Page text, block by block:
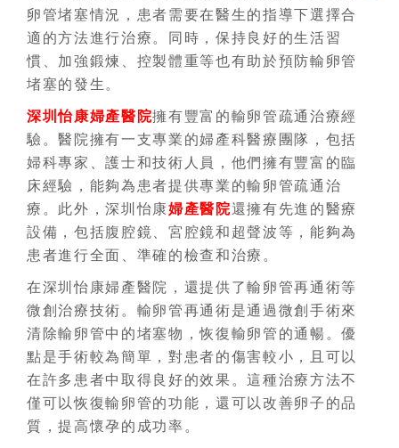
卵管堵塞情況，患者需要在醫生的指導下選擇合
適的方法進行治療。同時，保持良好的生活習
慣、加強鍛煉、控製體重等也有助於預防輸卵管
堵塞的發生。
深圳怡康婦產醫院擁有豐富的輸卵管疏通治療經
驗。醫院擁有一支專業的婦產科醫療團隊，包括
婦科專家、護士和技術人員，他們擁有豐富的臨
床經驗，能夠為患者提供專業的輸卵管疏通治
療。此外，深圳怡康婦產醫院還擁有先進的醫療
設備，包括腹腔鏡、宮腔鏡和超聲波等，能夠為
患者進行全面、準確的檢查和治療。
在深圳怡康婦產醫院，還提供了輸卵管再通術等
微創治療技術。輸卵管再通術是通過微創手術來
清除輸卵管中的堵塞物，恢復輸卵管的通暢。優
點是手術較為簡單，對患者的傷害較小，且可以
在許多患者中取得良好的效果。這種治療方法不
僅可以恢復輸卵管的功能，還可以改善卵子的品
質，提高懷孕的成功率。